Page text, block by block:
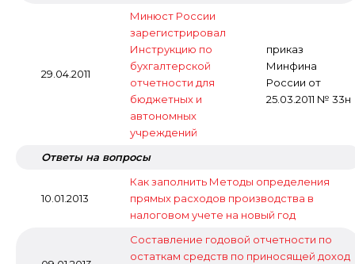
29.04.2011
Минюст России
зарегистрировал
Инструкцию по
бухгалтерской
отчетности для
бюджетных и
автономных
учреждений
приказ
Минфина
России от
25.03.2011 № 33н
Ответы на вопросы
10.01.2013
Как заполнить Методы определения
прямых расходов производства в
налоговом учете на новый год
Составление годовой отчетности по
остаткам средств по приносящей доход